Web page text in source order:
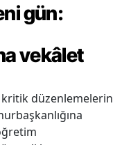
gün:
vekâlet
düzenlemelerin